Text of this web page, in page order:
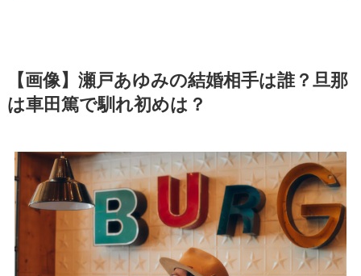
【画像】瀬戸あゆみの結婚相手は誰？旦那
は車田篤で馴れ初めは？